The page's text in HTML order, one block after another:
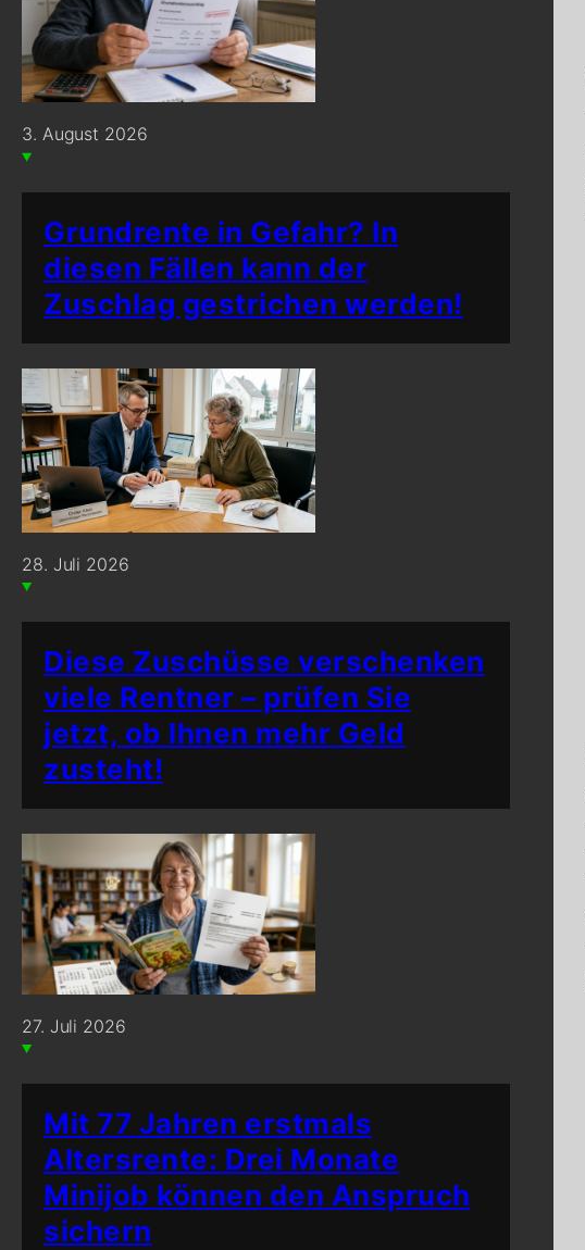
3. August 2026
Grundrente in Gefahr? In
diesen Fällen kann der
Zuschlag gestrichen werden!
28. Juli 2026
Diese Zuschüsse verschenken
viele Rentner – prüfen Sie
jetzt, ob Ihnen mehr Geld
zusteht!
27. Juli 2026
Mit 77 Jahren erstmals
Altersrente: Drei Monate
Minijob können den Anspruch
sichern